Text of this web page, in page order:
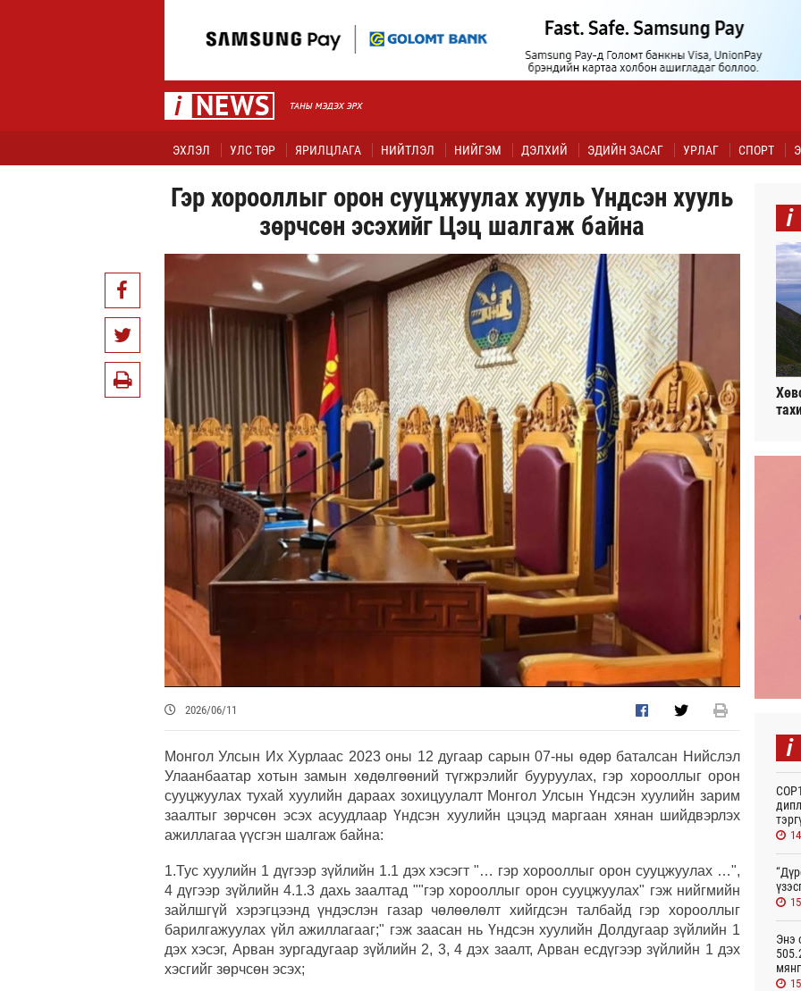
ЭХЛЭЛ УЛС ТӨР ЯРИЛЦЛАГА НИЙТЛЭЛ НИЙГЭМ ДЭЛХИЙ ЭДИЙН ЗАСАГ УРЛАГ СПОРТ
Гэр хорооллыг орон сууцжуулах хууль Үндсэн хууль
зөрчсөн эсэхийг Цэц шалгаж байна
2026/06/11
Монгол Улсын Их Хурлаас 2023 оны 12 дугаар сарын 07-ны өдөр баталсан Нийслэл
Улаанбаатар хотын замын хөдөлгөөний түгжрэлийг бууруулах, гэр хорооллыг орон
сууцжуулах тухай хуулийн дараах зохицуулалт Монгол Улсын Үндсэн хуулийн зарим
заалтыг зөрчсөн эсэх асуудлаар Үндсэн хуулийн цэцэд маргаан хянан шийдвэрлэх
ажиллагаа үүсгэн шалгаж байна:
1.Тус хуулийн 1 дүгээр зүйлийн 1.1 дэх хэсэгт "… гэр хорооллыг орон сууцжуулах …",
4 дүгээр зүйлийн 4.1.3 дахь заалтад ""гэр хорооллыг орон сууцжуулах" гэж нийгмийн
зайлшгүй хэрэгцээнд үндэслэн газар чөлөөлөлт хийгдсэн талбайд гэр хорооллыг
барилгажуулах үйл ажиллагааг;" гэж заасан нь Үндсэн хуулийн Долдугаар зүйлийн 1
дэх хэсэг, Арван зургадугаар зүйлийн 2, 3, 4 дэх заалт, Арван есдүгээр зүйлийн 1 дэх
хэсгийг зөрчсөн эсэх;
i
i
Энэ